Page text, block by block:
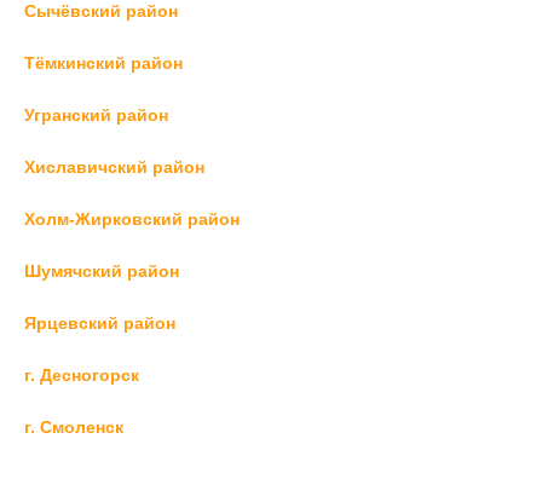
Сычёвский район
Тёмкинский район
Угранский район
Хиславичский район
Холм-Жирковский район
Шумячский район
Ярцевский район
г. Десногорск
г. Смоленск